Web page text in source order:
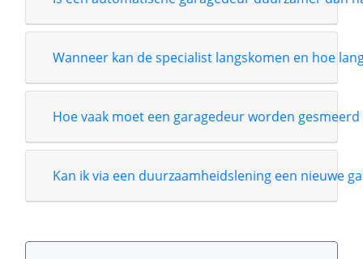
Wanneer kan de specialist langskomen en hoe
Hoe vaak moet een garagedeur worden
Kan ik via een duurzaamheidslening een nieuwe